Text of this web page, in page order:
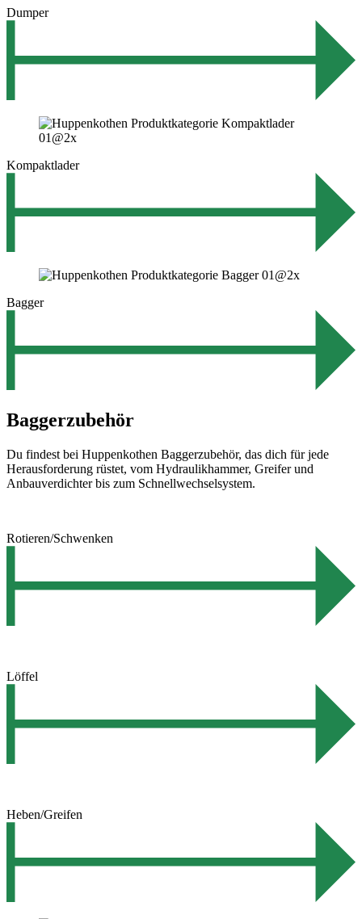
Dumper
Kompaktlader
Bagger
Baggerzubehör
Du findest bei Huppenkothen Baggerzubehör, das dich für jede
Herausforderung rüstet, vom Hydraulikhammer, Greifer und
Anbauverdichter bis zum Schnellwechselsystem.
Rotieren/Schwenken
Löffel
Heben/Greifen